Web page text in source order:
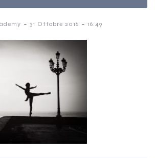
- 31 Ottobre 2016 - 16:49